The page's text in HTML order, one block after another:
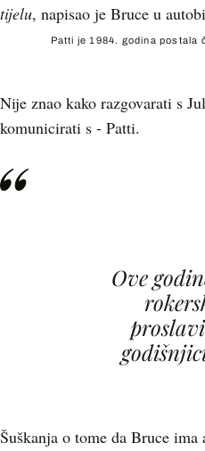
tijelu, napisao je Bruce u
Patti je 1984. godina postala
Nije znao kako razgovarati s
komunicirati s - Patti.
Ove
Šuškanja o tome da Bruce